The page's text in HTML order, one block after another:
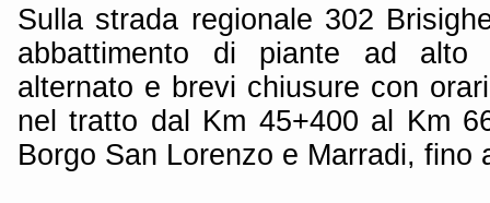
Sulla strada regionale 302
abbattimento di piante ad alto
alternato e brevi chiusure con
nel tratto dal Km 45+400 al Km
Borgo San Lorenzo e Marradi, fino